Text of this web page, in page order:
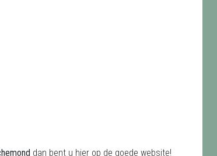
dan bent u hier op de goede website!